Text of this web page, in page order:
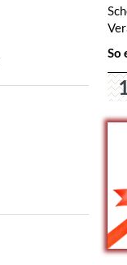
So